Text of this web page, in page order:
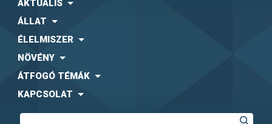
AKTUÁLIS
ÁLLAT
ÉLELMISZER
NÖVÉNY
ÁTFOGÓ TÉMÁK
KAPCSOLAT